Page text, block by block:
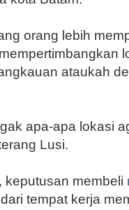
orang lebih
ataukah
apa-apa lokasi
Lusi.
keputusan membeli
tempat kerja